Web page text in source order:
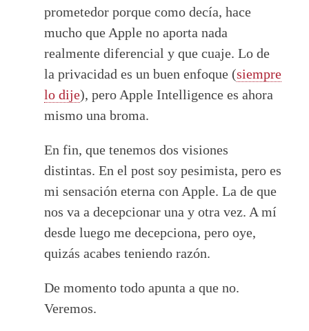
prometedor porque como decía, hace
mucho que Apple no aporta nada
realmente diferencial y que cuaje. Lo de
la privacidad es un buen enfoque (siempre
lo dije), pero Apple Intelligence es ahora
mismo una broma.
En fin, que tenemos dos visiones
distintas. En el post soy pesimista, pero es
mi sensación eterna con Apple. La de que
nos va a decepcionar una y otra vez. A mí
desde luego me decepciona, pero oye,
quizás acabes teniendo razón.
De momento todo apunta a que no.
Veremos.